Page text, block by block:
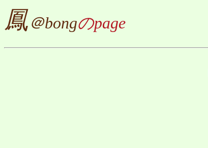
鳳＠bongのpage